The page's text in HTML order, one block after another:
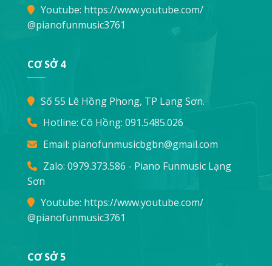
Youtube: https://www.youtube.com/
@pianofunmusic3761
CƠ SỞ 4
Số 55 Lê Hồng Phong, TP Lạng Sơn.
Hotline: Cô Hồng: 091.5485.026
Email: pianofunmusicbgbn@gmail.com
Zalo: 0979.373.586 - Piano Funmusic Lạng
Sơn
Youtube: https://www.youtube.com/
@pianofunmusic3761
CƠ SỞ 5